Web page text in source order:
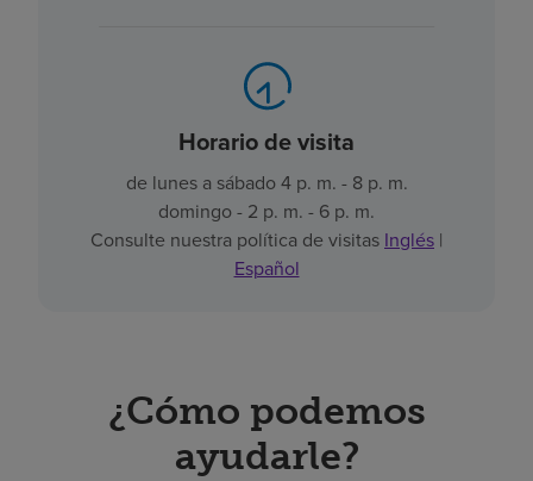
Horario de visita
de lunes a sábado 4 p. m. - 8 p. m.
domingo - 2 p. m. - 6 p. m.
Consulte nuestra política de visitas Inglés |
Español
¿Cómo podemos
ayudarle?